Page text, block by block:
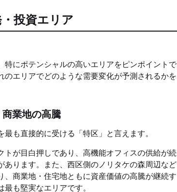
投資エリア
にポテンシャルの高いエリアをピンポイントで
エリアでどのような需要変化が予測されるかを
業地の高騰
も直接的に受ける「特区」と言えます。
が目白押しであり、高機能オフィスの供給が続
ります。また、西区側のノリタケの森周辺など
商業地・住宅地ともに資産価値の高騰が継続す
も堅実なエリアです。